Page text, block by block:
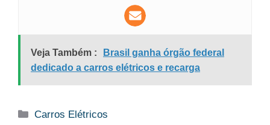
Veja Também :
Brasil ganha órgão federal
dedicado a carros elétricos e recarga
Categorias
Carros Elétricos